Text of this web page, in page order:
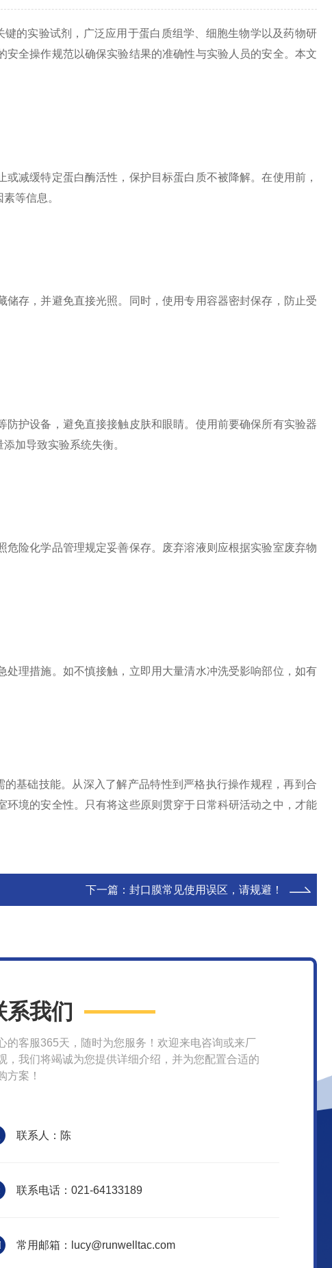
键的实验试剂，广泛应用于蛋白质组学、细胞生物学以及药物研
全操作规范以确保实验结果的准确性与实验人员的安全。本文
缓特定蛋白酶活性，保护目标蛋白质不被降解。在使用前，
等信息。
存，并避免直接光照。同时，使用专用容器密封保存，防止受
护设备，避免直接接触皮肤和眼睛。使用前要确保所有实验器
加导致实验系统失衡。
险化学品管理规定妥善保存。废弃溶液则应根据实验室废弃物
理措施。如不慎接触，立即用大量清水冲洗受影响部位，如有
基础技能。从深入了解产品特性到严格执行操作规程，再到合
境的安全性。只有将这些原则贯穿于日常科研活动之中，才能
下一篇： 封口膜常见使用误区，请规避！
系我们
的客服365天，随时为您服务！欢迎来电咨询或来厂
，我们将竭诚为您提供详细介绍，并为您配置合适的
方案！
联系人：陈
联系电话：021-64133189
常用邮箱：lucy@runwelltac.com